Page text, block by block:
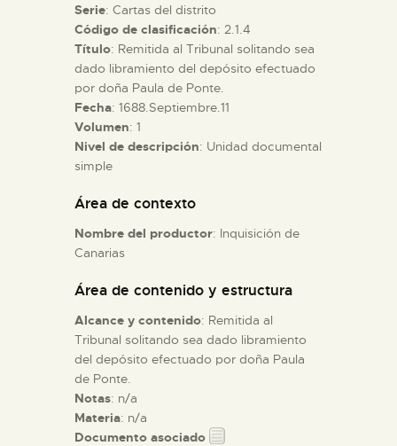
ACTIVIDADES
█
EL MUSEO
DIDÁCTICA
ESPAÑOL
Serie: Cartas del distrito
Código de clasificación: 2.1.4
Título: Remitida al Tribunal solitando sea
dado libramiento del depósito efectuado
por doña Paula de Ponte.
Fecha: 1688.Septiembre.11
Volumen: 1
Nivel de descripción: Unidad documental
simple
Área de contexto
Nombre del productor: Inquisición de
Canarias
Área de contenido y estructura
Alcance y contenido: Remitida al
Tribunal solitando sea dado libramiento
del depósito efectuado por doña Paula
de Ponte.
Notas: n/a
Materia: n/a
Documento asociado